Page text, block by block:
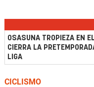
OSASUNA TROPIEZA EN
CIERRA LA
LIGA
CICLISMO